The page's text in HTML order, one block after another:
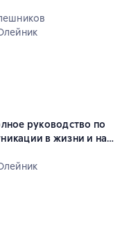
5 на основе 1 оценок
руководство по
в жизни и на
0 на основе 0 оценок